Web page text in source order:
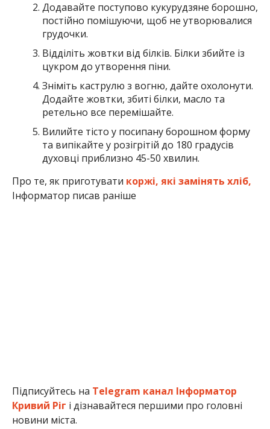
Додавайте поступово кукурудзяне борошно,
постійно помішуючи, щоб не утворювалися
грудочки.
Відділіть жовтки від білків. Білки збийте із
цукром до утворення піни.
Зніміть каструлю з вогню, дайте охолонути.
Додайте жовтки, збиті білки, масло та
ретельно все перемішайте.
Вилийте тісто у посипану борошном форму
та випікайте у розігрітій до 180 градусів
духовці приблизно 45-50 хвилин.
Про те, як приготувати коржі, які замінять хліб,
Інформатор писав раніше
Підписуйтесь на Telegram канал Інформатор
Кривий Ріг і дізнавайтеся першими про головні
новини міста.